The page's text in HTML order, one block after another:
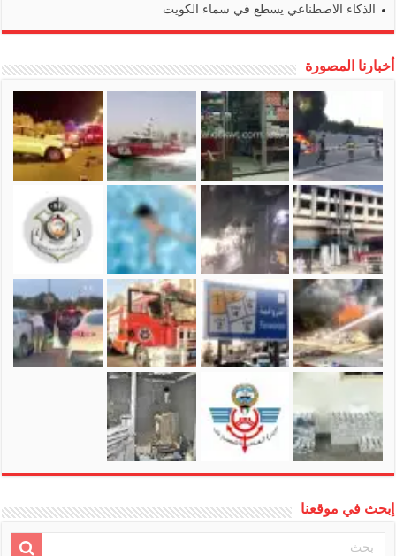
الذكاء الاصطناعي يسطع في سماء الكويت
أخبارنا المصورة
إبحث في موقعنا